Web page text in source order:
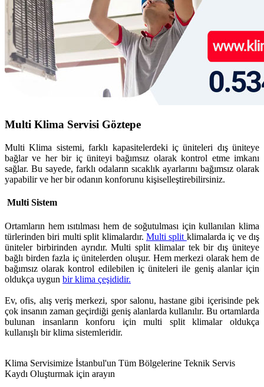
Multi Klima Servisi Göztepe
Multi Klima sistemi, farklı kapasitelerdeki iç üniteleri dış üniteye
bağlar ve her bir iç üniteyi bağımsız olarak kontrol etme imkanı
sağlar. Bu sayede, farklı odaların sıcaklık ayarlarını bağımsız olarak
yapabilir ve her bir odanın konforunu kişiselleştirebilirsiniz.
Multi Sistem
Ortamların hem ısıtılması hem de soğutulması için kullanılan klima
türlerinden biri multi split klimalardır. Multi split klimalarda iç ve dış
üniteler birbirinden ayrıdır. Multi split klimalar tek bir dış üniteye
bağlı birden fazla iç ünitelerden oluşur. Hem merkezi olarak hem de
bağımsız olarak kontrol edilebilen iç üniteleri ile geniş alanlar için
oldukça uygun bir klima çeşididir.
Ev, ofis, alış veriş merkezi, spor salonu, hastane gibi içerisinde pek
çok insanın zaman geçirdiği geniş alanlarda kullanılır. Bu ortamlarda
bulunan insanların konforu için multi split klimalar oldukça
kullanışlı bir klima sistemleridir.
Klima Servisimize İstanbul'un Tüm Bölgelerine Teknik Servis
Kaydı Oluşturmak için arayın